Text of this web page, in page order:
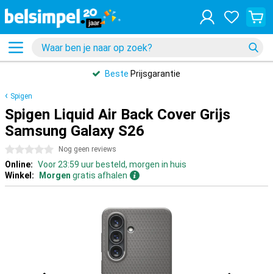
Beste Prijsgarantie
Spigen
Spigen Liquid Air Back Cover Grijs
Samsung Galaxy S26
0 sterren Nog geen reviews
Online: Voor 23:59 uur besteld, morgen in huis
Winkel:
Morgen gratis afhalen